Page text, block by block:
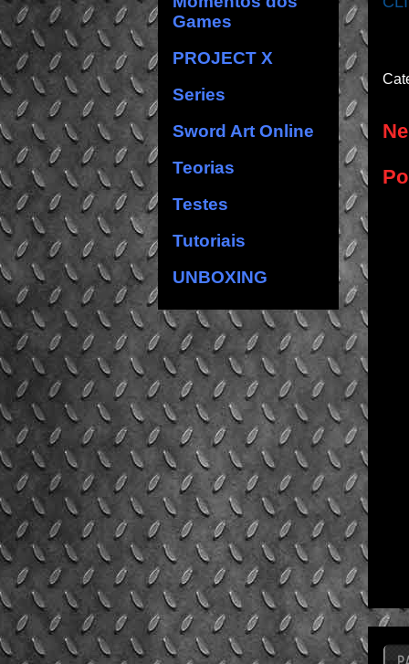
Games
PROJECT X
Series
Sword Art Online
Teorias
Testes
Tutoriais
UNBOXING